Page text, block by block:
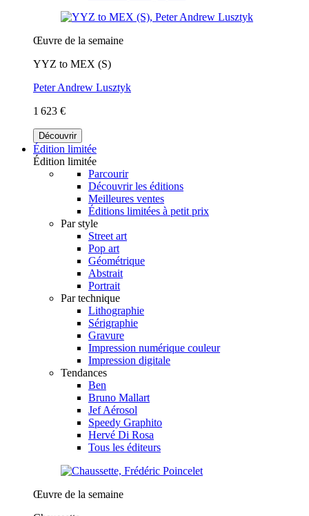
Œuvre de la semaine
YYZ to MEX (S)
Peter Andrew Lusztyk
1 623 €
Découvrir
Édition limitée
Édition limitée
Parcourir
Découvrir les éditions
Meilleures ventes
Éditions limitées à petit prix
Par style
Street art
Pop art
Géométrique
Abstrait
Portrait
Par technique
Lithographie
Sérigraphie
Gravure
Impression numérique couleur
Impression digitale
Tendances
Ben
Bruno Mallart
Jef Aérosol
Speedy Graphito
Hervé Di Rosa
Tous les éditeurs
Œuvre de la semaine